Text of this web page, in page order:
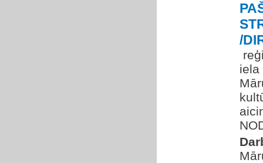
/
iela